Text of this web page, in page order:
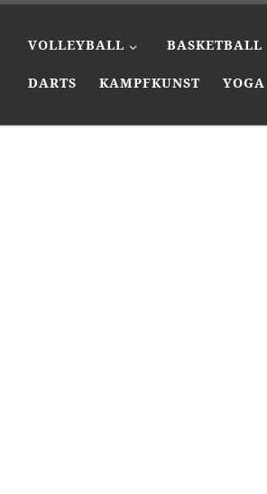
VOLLEYBALL BASKETBALL
DARTS KAMPFKUNST YOGA